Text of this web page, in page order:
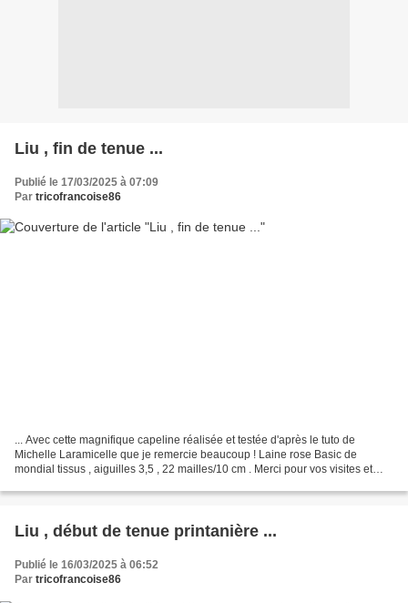
Liu , fin de tenue ...
Publié le 17/03/2025 à 07:09
Par tricofrancoise86
... Avec cette magnifique capeline réalisée et testée d'après le tuto de
Michelle Laramicelle que je remercie beaucoup ! Laine rose Basic de
mondial tissus , aiguilles 3,5 , 22 mailles/10 cm . Merci pour vos visites et
Liu , début de tenue printanière ...
Publié le 16/03/2025 à 06:52
Par tricofrancoise86